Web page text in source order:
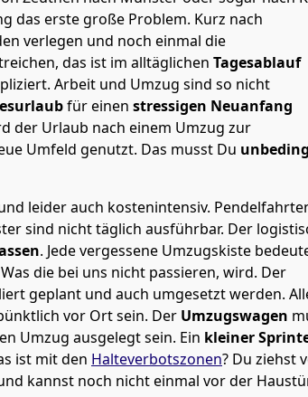
das erste große Problem. Kurz nach
verlegen und noch einmal die
das ist im alltäglichen Tagesablauf
Arbeit und Umzug sind so nicht
für einen stressigen Neuanfang
der Urlaub nach einem Umzug zur
Umfeld genutzt. Das musst Du
leider auch kostenintensiv.
sind nicht täglich ausführbar. Der
. Jede vergessene Umzugskiste
die bei uns nicht passieren, wird. Der
geplant und auch umgesetzt werden.
vor Ort sein. Der Umzugswagen
Umzug ausgelegt sein. Ein kleiner
ist mit den Halteverbotszonen? Du ziehst
kannst noch nicht einmal vor der